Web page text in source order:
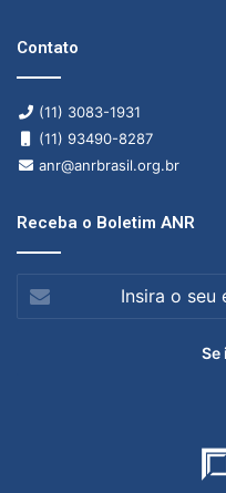
Contato
(11) 3083-1931
(11) 93490-8287
anr@anrbrasil.org.br
Receba o Boletim ANR